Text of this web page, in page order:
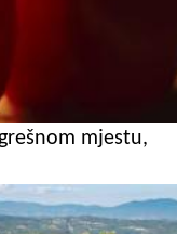
mjestu,